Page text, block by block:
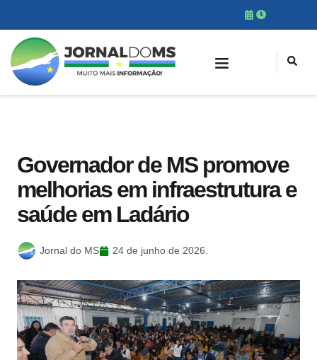
Governador de MS promove
melhorias em infraestrutura e
saúde em Ladário
Jornal do MS 24 de junho de 2026.